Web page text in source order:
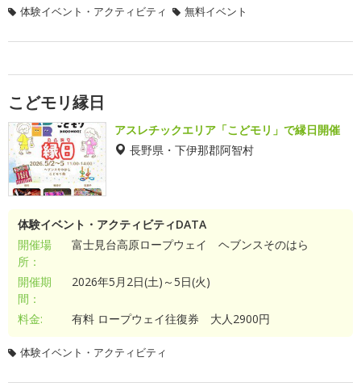
体験イベント・アクティビティ 無料イベント
こどモリ縁日
アスレチックエリア「こどモリ」で縁日開催
長野県・下伊那郡阿智村
体験イベント・アクティビティDATA
開催場
所：
富士見台高原ロープウェイ ヘブンスそのはら
開催期
間：
2026年5月2日(土)～5日(火)
料金: 有料 ロープウェイ往復券 大人2900円
体験イベント・アクティビティ